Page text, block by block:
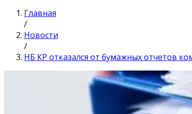
Главная
/
Новости
/
НБ КР отказался от бумажных отчетов